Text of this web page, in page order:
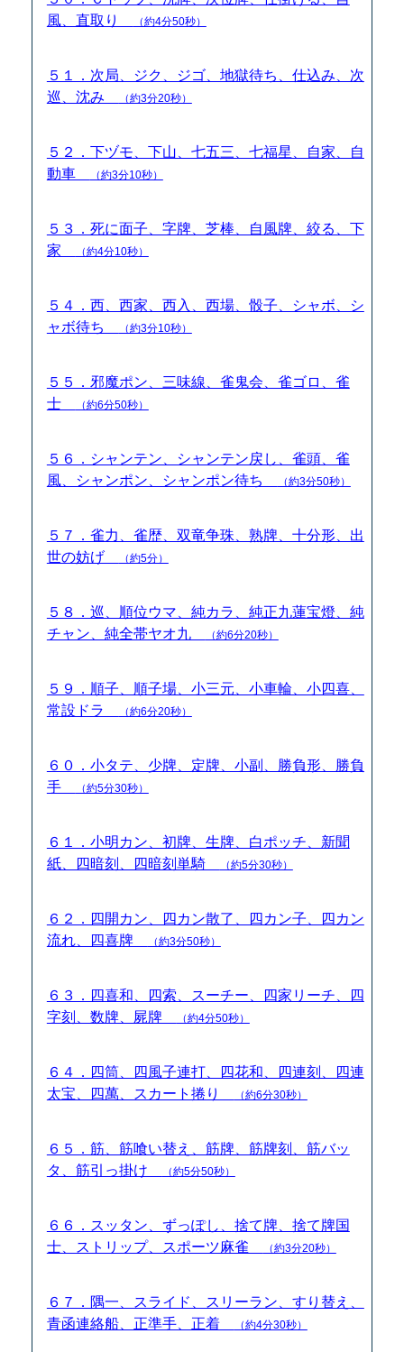
風、直取り
（約4分50秒）
５１．次局、ジク、ジゴ、地獄待ち、仕込み、次
巡、沈み
（約3分20秒）
５２．下ヅモ、下山、七五三、七福星、自家、自
動車
（約3分10秒）
５３．死に面子、字牌、芝棒、自風牌、絞る、下
家
（約4分10秒）
５４．西、西家、西入、西場、骰子、シャボ、シ
ャボ待ち
（約3分10秒）
５５．邪魔ポン、三味線、雀鬼会、雀ゴロ、雀
士
（約6分50秒）
５６．シャンテン、シャンテン戻し、雀頭、雀
風、シャンポン、シャンポン待ち
（約3分50秒）
５７．雀力、雀歴、双竜争珠、熟牌、十分形、出
世の妨げ
（約5分）
５８．巡、順位ウマ、純カラ、純正九蓮宝燈、純
チャン、純全帯ヤオ九
（約6分20秒）
５９．順子、順子場、小三元、小車輪、小四喜、
常設ドラ
（約6分20秒）
６０．小タテ、少牌、定牌、小副、勝負形、勝負
手
（約5分30秒）
６１．小明カン、初牌、生牌、白ポッチ、新聞
紙、四暗刻、四暗刻単騎
（約5分30秒）
６２．四開カン、四カン散了、四カン子、四カン
流れ、四喜牌
（約3分50秒）
６３．四喜和、四索、スーチー、四家リーチ、四
字刻、数牌、屍牌
（約4分50秒）
６４．四筒、四風子連打、四花和、四連刻、四連
太宝、四萬、スカート捲り
（約6分30秒）
６５．筋、筋喰い替え、筋牌、筋牌刻、筋バッ
タ、筋引っ掛け
（約5分50秒）
６６．スッタン、ずっぽし、捨て牌、捨て牌国
士、ストリップ、スポーツ麻雀
（約3分20秒）
６７．隅一、スライド、スリーラン、すり替え、
青函連絡船、正準手、正着
（約4分30秒）